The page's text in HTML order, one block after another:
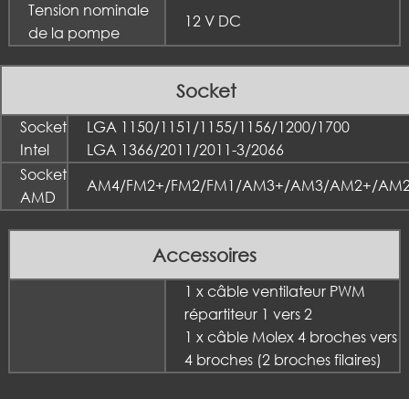
Tension nominale
de la pompe
12 V DC
Socket
Socket
Intel
LGA 1150/1151/1155/1156/1200/1700
LGA 1366/2011/2011-3/2066
Socket
AMD
AM4/FM2+/FM2/FM1/AM3+/AM3/AM2+/
Accessoires
1 x câble ventilateur PWM
répartiteur 1 vers 2
1 x câble Molex 4 broches vers
4 broches (2 broches filaires)